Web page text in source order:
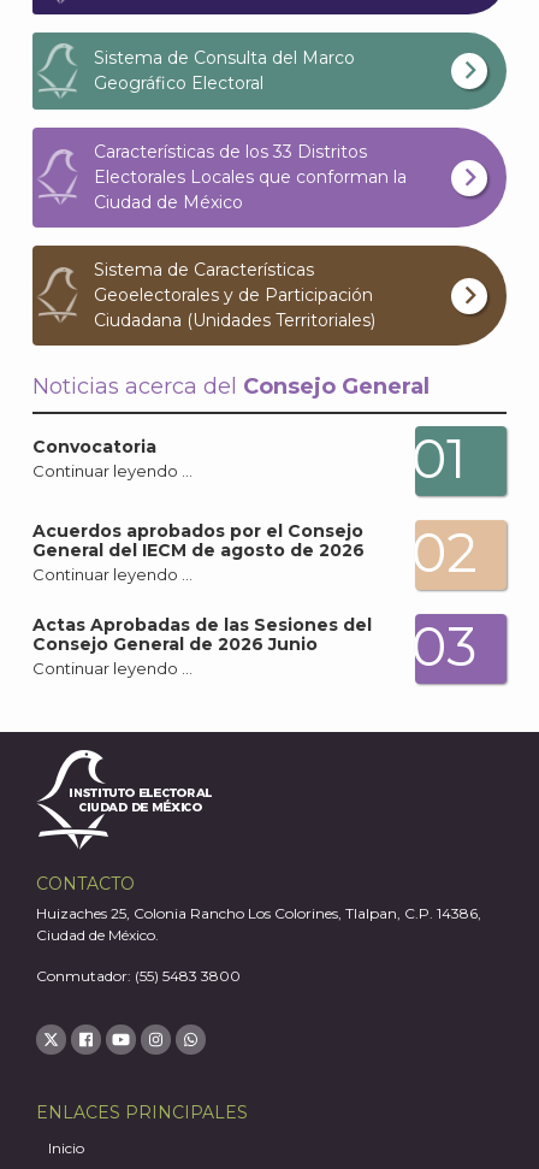
Sistema de Consulta del Marco
Geográfico Electoral
Características de los 33 Distritos
Electorales Locales que conforman la
Ciudad de México
Sistema de Características
Geoelectorales y de Participación
Ciudadana (Unidades Territoriales)
Noticias acerca del Consejo General
Convocatoria
Continuar leyendo … 01
Acuerdos aprobados por el Consejo
General del IECM de agosto de 2026
Continuar leyendo … 02
Actas Aprobadas de las Sesiones del
Consejo General de 2026 Junio
Continuar leyendo … 03
CONTACTO
Huizaches 25, Colonia Rancho Los Colorines, Tlalpan, C.P. 14386,
Ciudad de México.
Conmutador: (55) 5483 3800
ENLACES PRINCIPALES
Inicio